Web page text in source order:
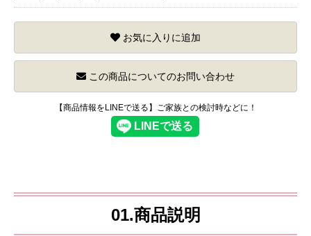
お気に入りに追加
この商品についてのお問い合わせ
【商品情報をLINEで送る】ご家族との検討時などに！
01.商品説明